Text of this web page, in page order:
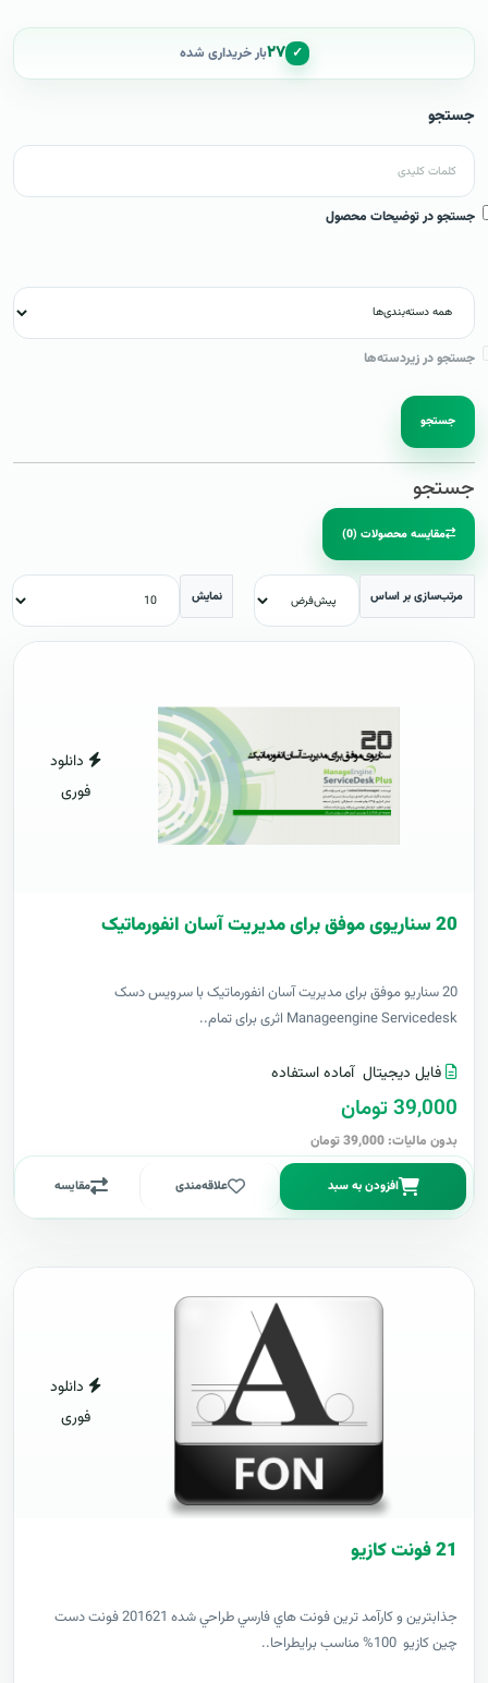
✓ ۲۷بار خریداری شده
جستجو
جستجو در توضیحات محصول
جستجو در زیردسته‌ها
جستجو
جستجو
مقایسه محصولات (0)
مرتب‌سازی بر اساس نمایش
دانلود
فوری
20 سناریوی موفق برای مدیریت آسان انفورماتیک
20 سناریو موفق برای مدیریت آسان انفورماتیک با سرویس دسک
Manageengine Servicedesk اثری برای تمام..
فایل دیجیتال آماده استفاده
39,000 تومان
بدون مالیات: 39,000 تومان
افزودن به سبد علاقه‌مندی مقایسه
دانلود
فوری
21 فونت کازيو
جذابترين و کارآمد ترين فونت هاي فارسي طراحي شده 201621 فونت دست
چين کازيو 100% مناسب برايطراحا..